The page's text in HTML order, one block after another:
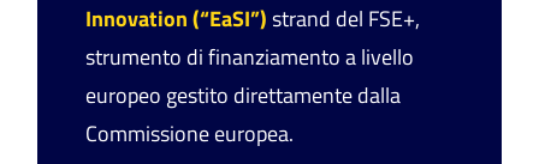
Innovation (“EaSI”)strand del FSE+,
strumento di finanziamento a livello
europeo gestito direttamente dalla
Commissione europea.